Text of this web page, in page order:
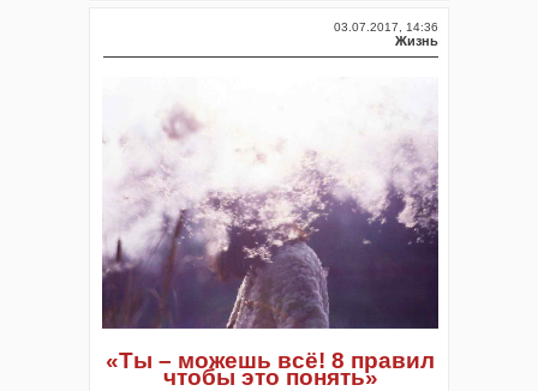
03.07.2017, 14:36
Жизнь
«Ты – можешь всё! 8 правил
чтобы это понять»